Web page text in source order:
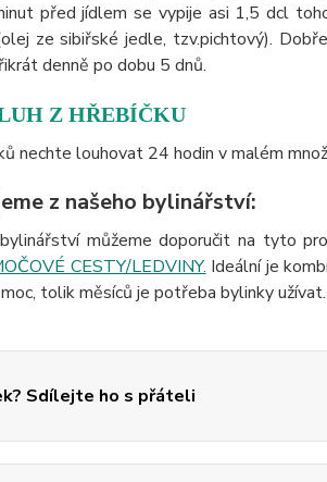
před jídlem se vypije asi 1,5 dcl
ze sibiřské jedle, tzv.pichtový).
denně po dobu 5 dnů.
Z HŘEBÍČKU
nechte louhovat 24 hodin v malém
z našeho bylinářství:
můžeme doporučit na tyto
CESTY/LEDVINY. Ideální je
tolik měsíců je potřeba bylinky užívat.
Sdílejte ho s přáteli